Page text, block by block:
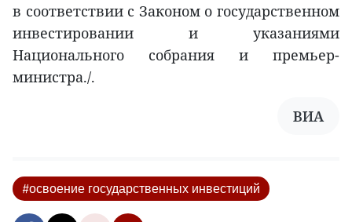
в соответствии с Законом о государственном
инвестировании и указаниями
Национального собрания и премьер-
министра./.
ВИА
#освоение государственных инвестиций